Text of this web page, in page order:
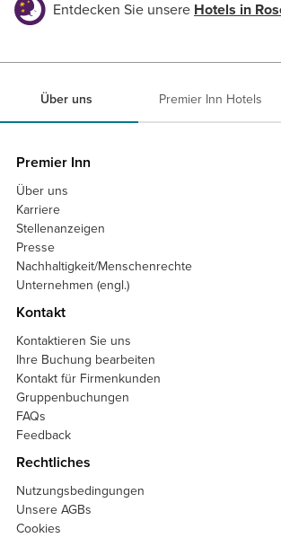
Entdecken Sie unsere Hotels in
Über uns Premier Inn Hotels
Premier Inn
Über uns
Karriere
Stellenanzeigen
Presse
Nachhaltigkeit/Menschenrechte
Unternehmen (engl.)
Kontakt
Kontaktieren Sie uns
Ihre Buchung bearbeiten
Kontakt für Firmenkunden
Gruppenbuchungen
FAQs
Feedback
Rechtliches
Nutzungsbedingungen
Unsere AGBs
Cookies